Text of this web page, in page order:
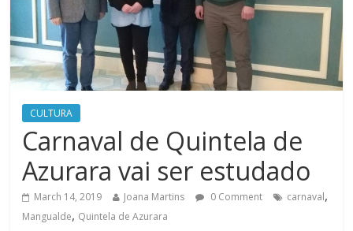
CULTURA
Carnaval de Quintela de
Azurara vai ser estudado
March 14, 2019 Joana Martins 0 Comment carnaval,
Mangualde, Quintela de Azurara